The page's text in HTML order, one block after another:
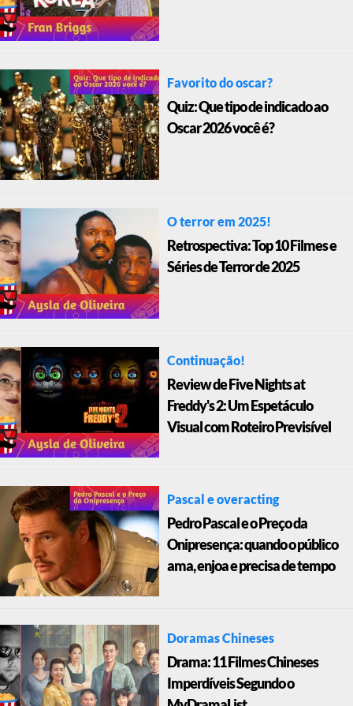
Favorito do oscar?
Quiz: Que tipo de indicado ao
Oscar 2026 você é?
O terror em 2025!
Retrospectiva: Top 10 Filmes e
Séries de Terror de 2025
Continuação!
Review de Five Nights at
Freddy's 2: Um Espetáculo
Visual com Roteiro Previsível
Pascal e overacting
Pedro Pascal e o Preço da
Onipresença: quando o público
ama, enjoa e precisa de tempo
Doramas Chineses
Drama: 11 Filmes Chineses
Imperdíveis Segundo o